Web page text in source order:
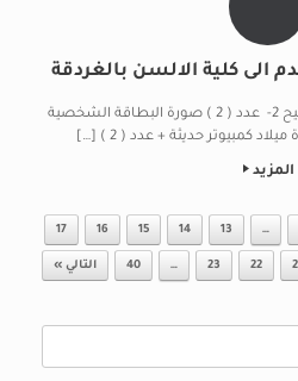
الى كلية الالسن بالغردقة
1- عدد ( 2 ) صورة بطاقة الترشيح 2- عدد ( 2 ) صورة البطاقة الشخصية
المزيد
…
13
14
15
16
17
22
23
…
40 التالي »